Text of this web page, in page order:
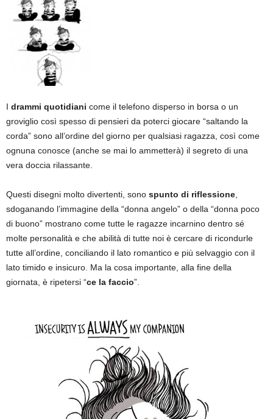
I drammi quotidiani come il telefono disperso in borsa o un
groviglio così spesso di pensieri da poterci giocare “saltando la
corda” sono all’ordine del giorno per qualsiasi ragazza, così come
ognuna conosce (anche se mai lo ammetterà) il segreto di una
vera doccia rilassante.
Questi disegni molto divertenti, sono spunto di riflessione
sdoganando l’immagine della “donna angelo” o della “donna poco
di buono” mostrano come tutte le ragazze incarnino dentro sé
molte personalità e che abilità di tutte noi è cercare di ricondurle
tutte all’ordine, conciliando il lato romantico e più selvaggio con il
lato timido e insicuro. Ma la cosa importante, alla fine della
giornata, è ripetersi “ce la faccio”.